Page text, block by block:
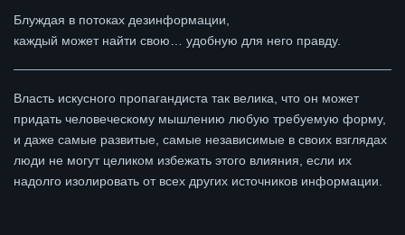
Блуждая в потоках дезинформации,
каждый может найти свою… удобную для него правду.
Власть искусного пропагандиста так велика, что он может
придать человеческому мышлению любую требуемую форму,
и даже самые развитые, самые независимые в своих взглядах
люди не могут целиком избежать этого влияния, если их
надолго изолировать от всех других источников информации.